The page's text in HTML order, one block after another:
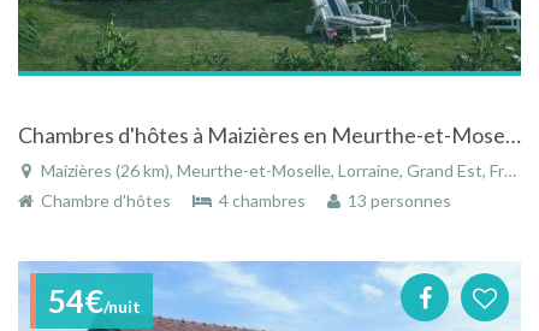
Chambres d'hôtes à Maizières en Meurthe-et-Moselle en Lorraine
Maizières (26 km), Meurthe-et-Moselle, Lorraine, Grand Est, France
Chambre d'hôtes
4 chambres 13 personnes
54€/nuit